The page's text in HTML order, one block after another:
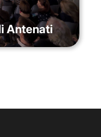
Antenati